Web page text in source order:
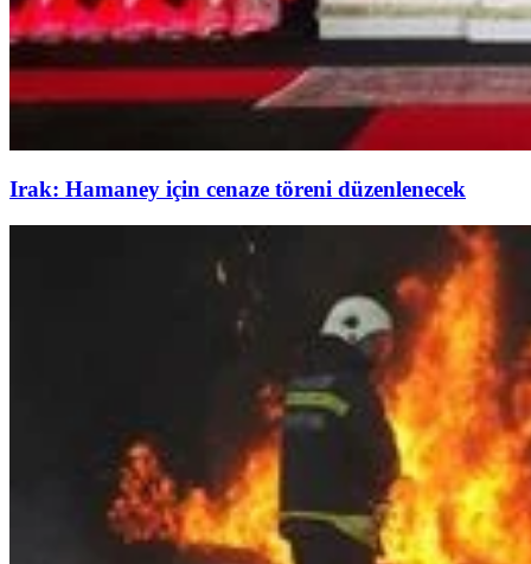
Irak: Hamaney için cenaze töreni düzenlenecek